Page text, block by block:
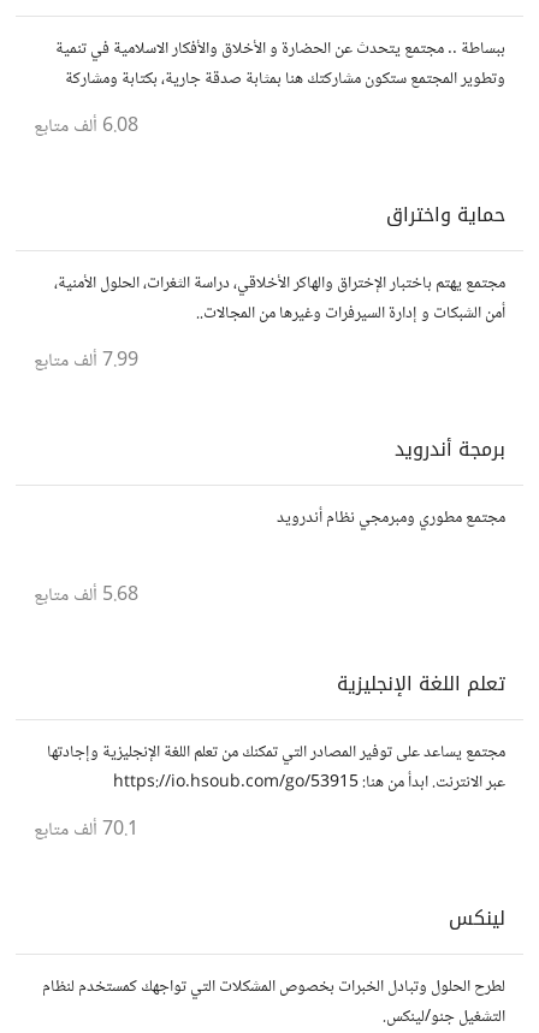
ببساطة .. مجتمع يتحدث عن الحضارة و الأخلاق والأفكار الاسلامية في تنمية
وتطوير المجتمع ستكون مشاركتك هنا بمثابة صدقة جارية، بكتابة ومشاركة
6.08 ألف متابع
حماية واختراق
مجتمع يهتم باختبار الإختراق والهاكر الأخلاقي، دراسة الثغرات، الحلول الأمنية،
أمن الشبكات و إدارة السيرفرات وغيرها من المجالات..
7.99 ألف متابع
برمجة أندرويد
مجتمع مطوري ومبرمجي نظام أندرويد
5.68 ألف متابع
تعلم اللغة الإنجليزية
مجتمع يساعد على توفير المصادر التي تمكنك من تعلم اللغة الإنجليزية وإجادتها
عبر الانترنت. ابدأ من هنا: https://io.hsoub.com/go/53915
70.1 ألف متابع
لينكس
لطرح الحلول وتبادل الخبرات بخصوص المشكلات التي تواجهك كمستخدم لنظام
التشغيل جنو/لينكس.